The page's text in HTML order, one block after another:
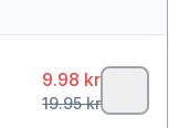
9.98 kr
19.95kr